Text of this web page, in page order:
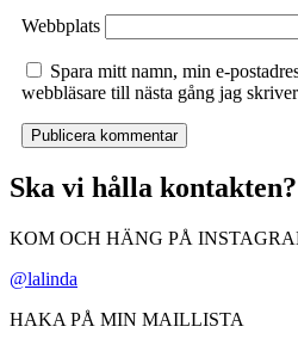
Webbplats
Spara mitt namn, min e-
webbläsare till nästa gång jag
Ska vi hålla kontakten?
KOM OCH HÄNG PÅ
@lalinda
HAKA PÅ MIN MAILLISTA